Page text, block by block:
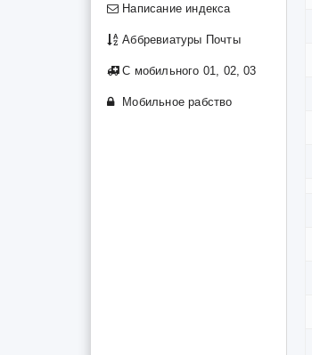
Написание индекса
Аббревиатуры Почты
С мобильного 01, 02, 03
Мобильное рабство